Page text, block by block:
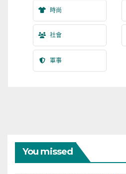
時尚
社會
軍事
You missed